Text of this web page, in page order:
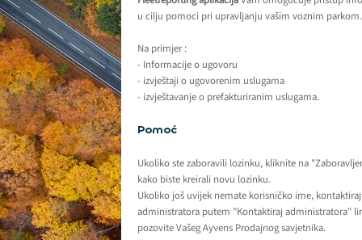
u cilju pomoci pri upravljanju vašim voznim parkom.
Na primjer :
- Informacije o ugovoru
- izvještaji o ugovorenim uslugama
- izvještavanje o prefakturiranim uslugama.
Pomoć
Ukoliko ste zaboravili lozinku, kliknite na
kako biste kreirali novu lozinku.
Ukoliko još uvijek nemate korisničko ime,
administratora putem "Kontaktiraj administratora"
pozovite Vašeg Ayvens Prodajnog savjetnika.